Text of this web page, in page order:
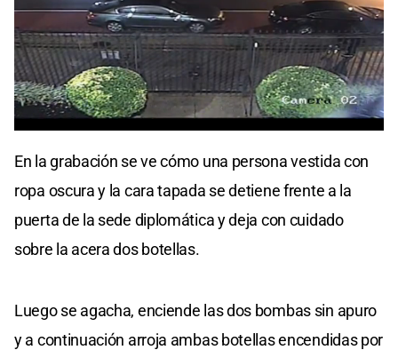
of
seconds
En la grabación se ve cómo una persona vestida con
ropa oscura y la cara tapada se detiene frente a la
puerta de la sede diplomática y deja con cuidado
sobre la acera dos botellas.
Luego se agacha, enciende las dos bombas sin apuro
y a continuación arroja ambas botellas encendidas por